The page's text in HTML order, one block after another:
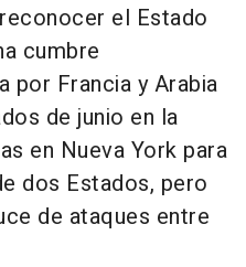
el Estado
cumbre
por Francia y Arabia
de junio en la
en Nueva York para
dos Estados, pero
de ataques entre